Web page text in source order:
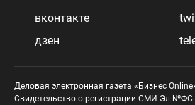
вконтакте
дзен
Деловая электронная газета «Бизнес
Свидетельство о регистрации СМИ Эл №ФС